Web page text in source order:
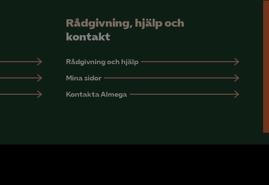
Rådgivning, hjälp och
kontakt
Rådgivning och hjälp
Mina sidor
Kontakta Almega